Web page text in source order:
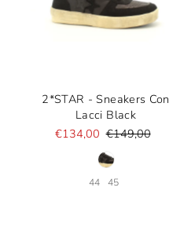
2*STAR - Sneakers Con
Lacci Black
€134,00 €149,00
44 45